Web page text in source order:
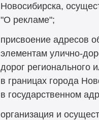
Новосибирска,
"О рекламе";
присвоение адресов
элементам улично-
дорог регионального
в границах города
в государственном
организация и